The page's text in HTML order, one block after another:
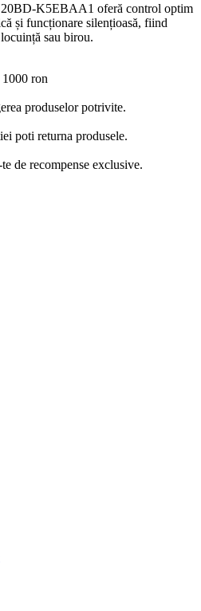
K5EBAA1 oferă control optim
și funcționare silențioasă, fiind
sau birou.
ron
produselor potrivite.
poti returna produsele.
de recompense exclusive.